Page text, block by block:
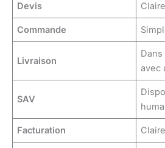
Devis
Commande
Livraison
avec
SAV
Facturation